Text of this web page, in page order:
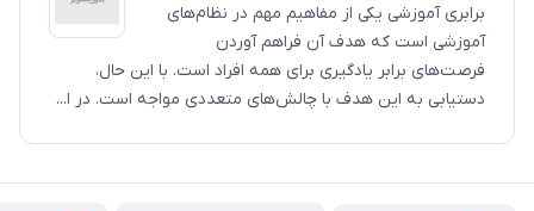
برابری آموزشی یکی از مفاهیم مهم در نظام‌های
آموزشی است که هدف آن فراهم آوردن
فرصت‌های برابر یادگیری برای همه افراد است. با این حال،
دستیابی به این هدف با چالش‌های متعددی مواجه است. در ا...